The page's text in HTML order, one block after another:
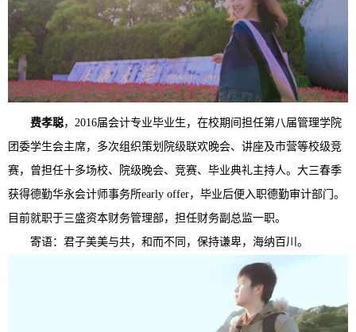
费孝聪，2016届会计专业毕业生，在校期间担任第八届管理学院
团委学生会主席，多次组织策划院级联欢晚会、讲座及市营等校级竞
赛，曾担任十多场校、院级晚会、竞赛、毕业典礼主持人。大三春季
获得德勤华永会计师事务所early offer，毕业后便入职德勤审计部门。
目前就职于三盛资本财务管理部，担任财务副总监一职。
寄语：君子美美与共，和而不同，保持谦卑，海纳百川。